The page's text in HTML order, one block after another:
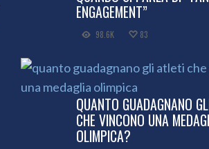
ENGAGEMENT”
98.6K 83
QUANTO GUADAGNANO
CHE VINCONO UNA
OLIMPICA?